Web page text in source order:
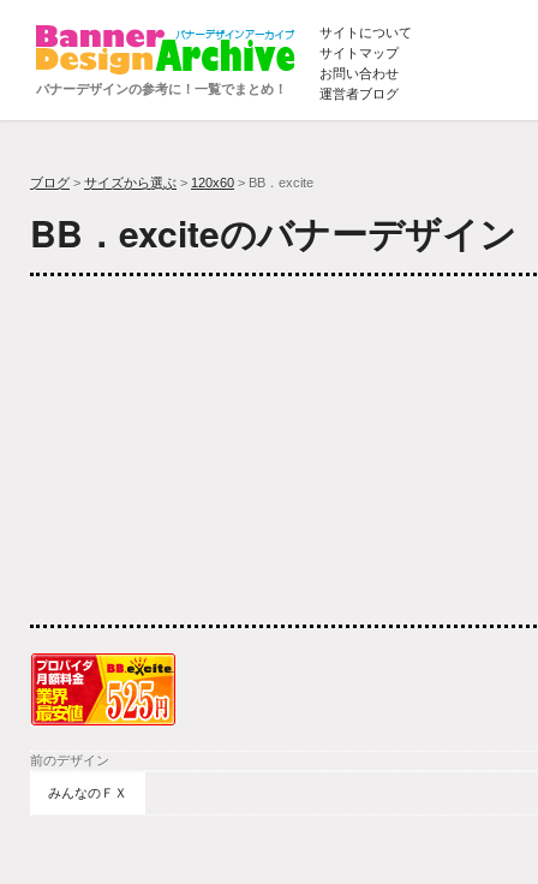
バナーデザインの参考に！一覧でまとめ！
サイトについて
サイトマップ
お問い合わせ
運営者ブログ
ブログ > サイズから選ぶ > 120x60 > BB．excite
BB．exciteのバナーデザイン
前のデザイン
みんなのＦＸ